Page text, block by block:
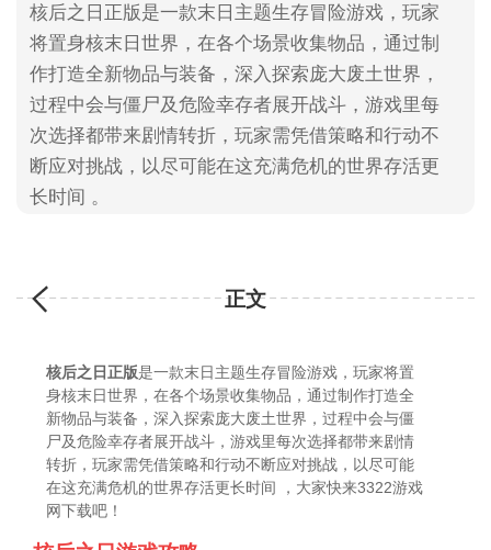
核后之日正版是一款末日主题生存冒险游戏，玩家
将置身核末日世界，在各个场景收集物品，通过制
作打造全新物品与装备，深入探索庞大废土世界，
过程中会与僵尸及危险幸存者展开战斗，游戏里每
次选择都带来剧情转折，玩家需凭借策略和行动不
断应对挑战，以尽可能在这充满危机的世界存活更
长时间 。
正文
核后之日正版是一款末日主题生存冒险游戏，玩家将置
身核末日世界，在各个场景收集物品，通过制作打造全
新物品与装备，深入探索庞大废土世界，过程中会与僵
尸及危险幸存者展开战斗，游戏里每次选择都带来剧情
转折，玩家需凭借策略和行动不断应对挑战，以尽可能
在这充满危机的世界存活更长时间 ，大家快来3322游戏
网下载吧！